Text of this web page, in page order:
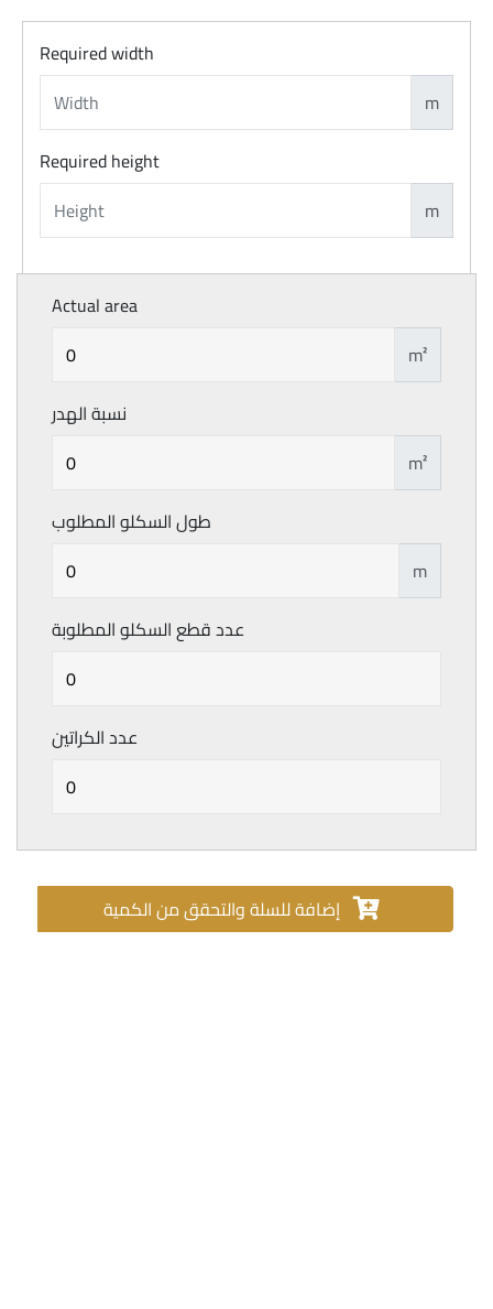
Required width
m
Required height
m
Actual area
m²
نسبة الهدر
m²
طول السكلو المطلوب
m
عدد قطع السكلو المطلوبة
عدد الكراتين
إضافة للسلة والتحقق من الكمية